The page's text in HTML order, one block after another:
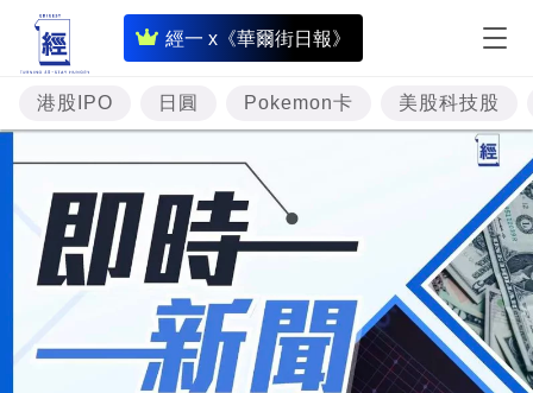
經一 x《華爾街日報》
即
時
財
經
題
投
資
樓
市
港股IPO 日圓 Pokemon卡 美股科技股